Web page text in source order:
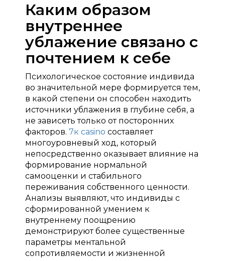
Каким образом
внутреннее
ублажение связано с
почтением к себе
Психологическое состояние индивида
во значительной мере формируется тем,
в какой степени он способен находить
источники ублажения в глубине себя, а
не зависеть только от посторонних
факторов. 7к casino составляет
многоуровневый ход, который
непосредственно оказывает влияние на
формирование нормальной
самооценки и стабильного
переживания собственного ценности.
Анализы выявляют, что индивиды с
сформированной умением к
внутреннему поощрению
демонстрируют более существенные
параметры ментальной
сопротивляемости и жизненной